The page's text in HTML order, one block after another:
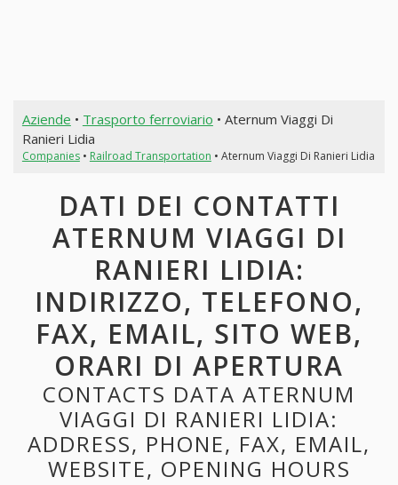
Aziende • Trasporto ferroviario • Aternum Viaggi Di
Ranieri Lidia
Companies• Railroad Transportation • Aternum Viaggi Di Ranieri Lidia
DATI DEI CONTATTI
ATERNUM VIAGGI DI
RANIERI LIDIA:
INDIRIZZO, TELEFONO,
FAX, EMAIL, SITO WEB,
ORARI DI APERTURA
CONTACTS DATA ATERNUM
VIAGGI DI RANIERI LIDIA:
ADDRESS, PHONE, FAX, EMAIL,
WEBSITE, OPENING HOURS